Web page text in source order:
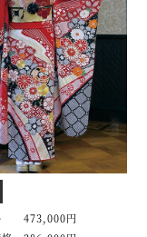
473,000円